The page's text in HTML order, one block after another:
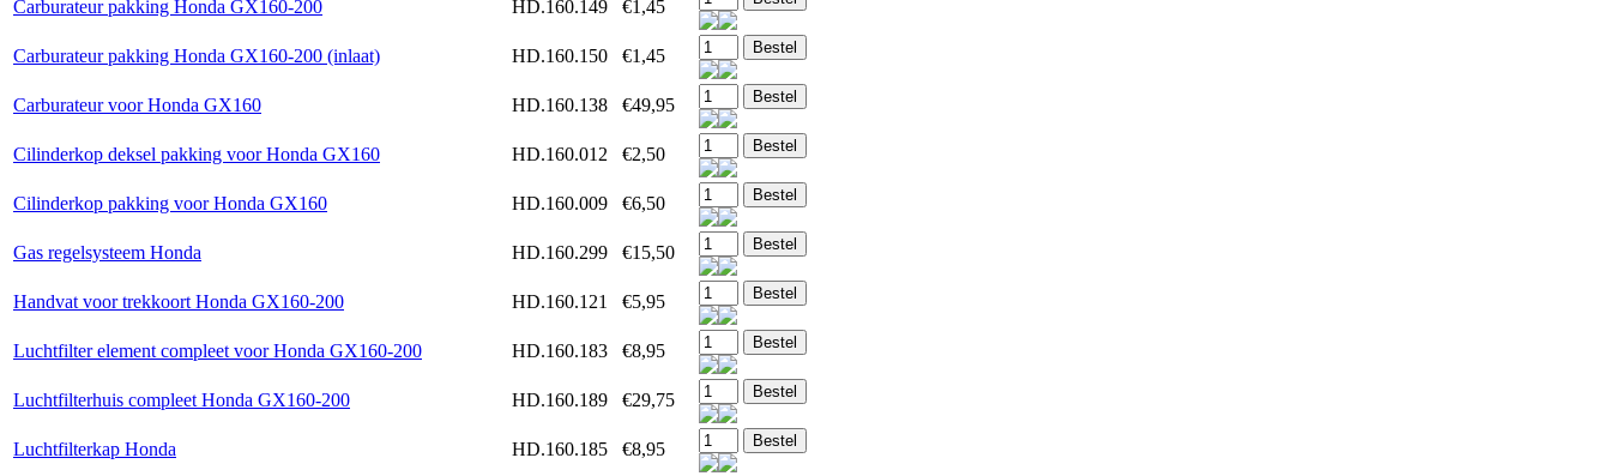
Carburateur pakking Honda GX160-200 HD.160.149 €1,45
Carburateur pakking Honda GX160-200 (inlaat) HD.160.150 €1,45
Carburateur voor Honda GX160 HD.160.138 €49,95
Cilinderkop deksel pakking voor Honda GX160 HD.160.012 €2,50
Cilinderkop pakking voor Honda GX160 HD.160.009 €6,50
Gas regelsysteem Honda HD.160.299 €15,50
Handvat voor trekkoort Honda GX160-200 HD.160.121 €5,95
Luchtfilter element compleet voor Honda GX160-200 HD.160.183 €8,95
Luchtfilterhuis compleet Honda GX160-200 HD.160.189 €29,75
Luchtfilterkap Honda HD.160.185 €8,95